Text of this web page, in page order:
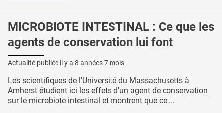
MICROBIOTE INTESTINAL : Ce que les
agents de conservation lui font
Actualité publiée il y a 8 années 7 mois
Les scientifiques de l'Université du Massachusetts à
Amherst étudient ici les effets d'un agent de conservation
sur le microbiote intestinal et montrent que ce ...